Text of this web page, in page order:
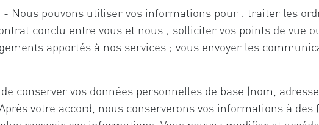
Nous pouvons utiliser vos informations pour : traiter les
conclu entre vous et nous ; solliciter vos points de vue
apportés à nos services ; vous envoyer les
conserver vos données personnelles de base (nom,
votre accord, nous conserverons vos informations à